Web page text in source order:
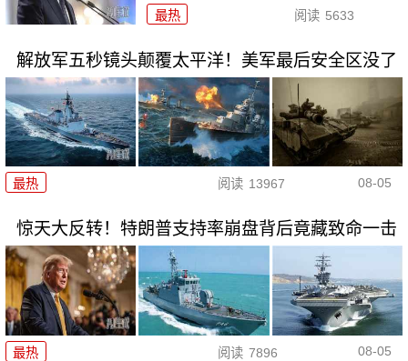
最热 阅读 5633
解放军五秒镜头颠覆太平洋！美军最后安全区没了
最热 阅读 13967 08-05
惊天大反转！特朗普支持率崩盘背后竟藏致命一击
最热 阅读 7896 08-05